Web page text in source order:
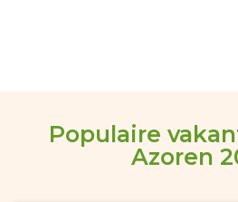
Populaire
Azoren